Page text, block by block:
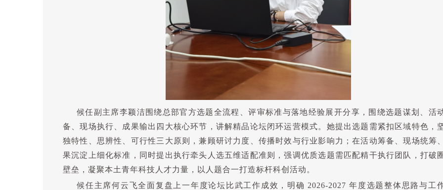
候任副主席李颖洁围绕总部官方选题全流程、评审标准与落地经验展开分享，围绕选题谋划、活
备、现场执行、成果输出四大核心环节，讲解精品论坛闭环运营模式。她提出选题需紧扣区域特色，
独特性、思辨性、可行性三大原则，兼顾研讨力度、传播时效与行业影响力；在活动筹备、现场统筹
果沉淀上细化标准，同时提出执行牵头人选五维适配准则，强调优质选题需匹配精干执行团队，打破
壁垒，凝聚本土青年科技人才力量，以人题合一打造标杆科创活动。
候任主席何云飞全面复盘上一年度论坛比武工作成效，明确 2026-2027年度选题整体思路与工